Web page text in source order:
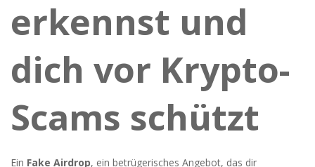
erkennst und
dich vor Krypto-
Scams schützt
Ein Fake Airdrop, ein betrügerisches Angebot, das dir